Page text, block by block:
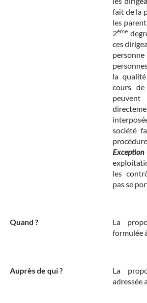
fait de la
les
2ème
ces
la
cours
société
Exception
les
pas se
Quand ?
La
formulée
Auprès de qui ?
La
adressée